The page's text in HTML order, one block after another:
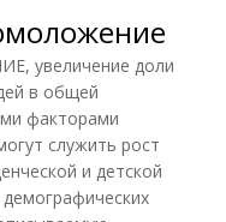
увеличение доли
в общей
факторами
служить рост
и детской